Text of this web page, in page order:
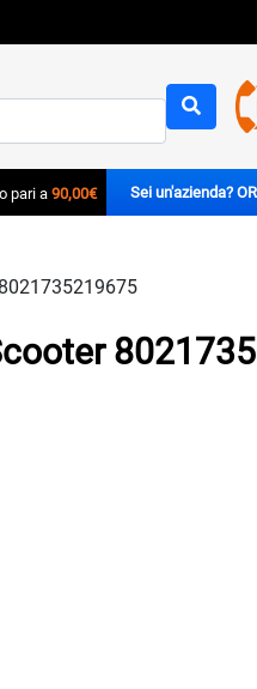
pari a90,00€
8021735